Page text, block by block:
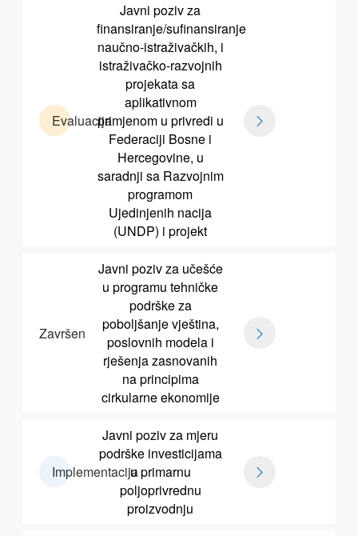
Evaluacija
Javni poziv za
finansiranje/sufinansiranje
naučno-istraživačkih, i
istraživačko-razvojnih
projekata sa
aplikativnom
primjenom u privredi u
Federaciji Bosne i
Hercegovine, u
saradnji sa Razvojnim
programom
Ujedinjenih nacija
(UNDP) i projekt
Završen
Javni poziv za učešće
u programu tehničke
podrške za
poboljšanje vještina,
poslovnih modela i
rješenja zasnovanih
na principima
cirkularne ekonomije
Implementacija
Javni poziv za mjeru
podrške investicijama
u primarnu
poljoprivrednu
proizvodnju